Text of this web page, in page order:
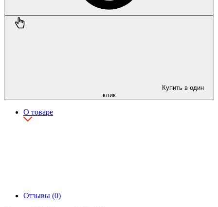
Купить в один
клик
О товаре
Отзывы (0)